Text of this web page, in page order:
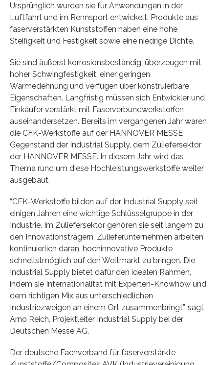
Ursprünglich wurden sie für Anwendungen in der
Luftfahrt und im Rennsport entwickelt. Produkte aus
faserverstärkten Kunststoffen haben eine hohe
Steifigkeit und Festigkeit sowie eine niedrige Dichte.
Sie sind äußerst korrosionsbeständig, überzeugen mit
hoher Schwingfestigkeit, einer geringen
Wärmedehnung und verfügen über konstruierbare
Eigenschaften. Langfristig müssen sich Entwickler und
Einkäufer verstärkt mit Faserverbundwerkstoffen
auseinandersetzen. Bereits im vergangenen Jahr waren
die CFK-Werkstoffe auf der HANNOVER MESSE
Gegenstand der Industrial Supply, dem Zuliefersektor
der HANNOVER MESSE. In diesem Jahr wird das
Thema rund um diese Hochleistungswerkstoffe weiter
ausgebaut.
“CFK-Werkstoffe bilden auf der Industrial Supply seit
einigen Jahren eine wichtige Schlüsselgruppe in der
Industrie. Im Zuliefersektor gehören sie seit langem zu
den Innovationsträgern. Zulieferunternehmen arbeiten
kontinuierlich daran, hochinnovative Produkte
schnellstmöglich auf den Weltmarkt zu bringen. Die
Industrial Supply bietet dafür den idealen Rahmen,
indem sie Internationalität mit Experten-Knowhow und
dem richtigen Mix aus unterschiedlichen
Industriezweigen an einem Ort zusammenbringt”, sagt
Arno Reich, Projektleiter Industrial Supply bei der
Deutschen Messe AG.
Der deutsche Fachverband für faserverstärkte